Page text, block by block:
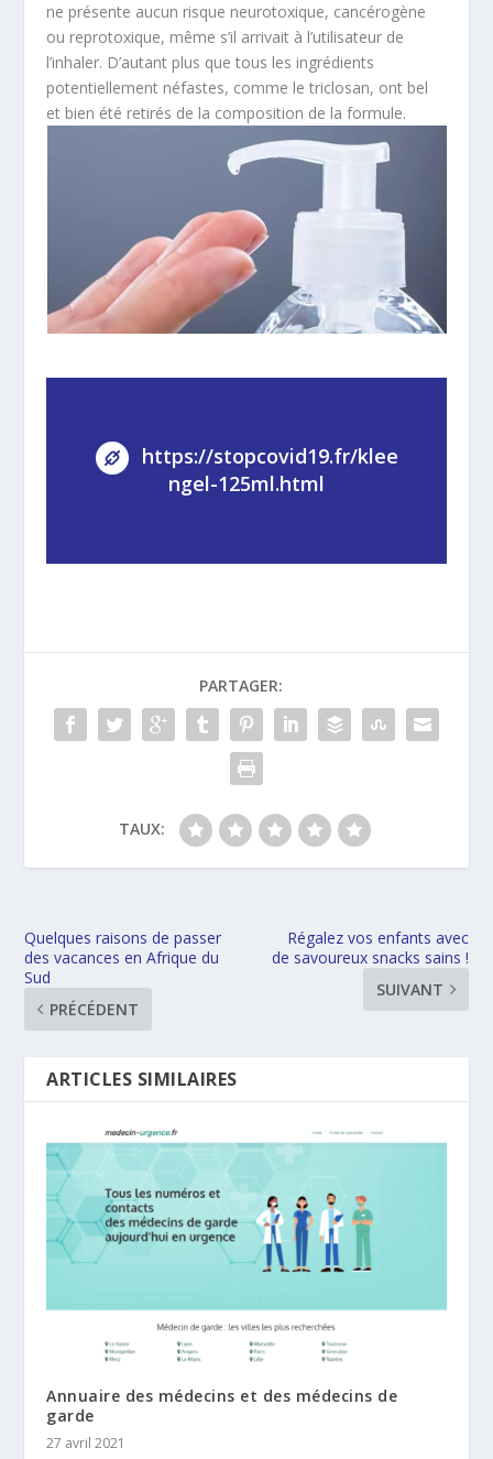
ne présente aucun risque neurotoxique, cancérogène
ou reprotoxique, même s’il arrivait à l’utilisateur de
l’inhaler. D’autant plus que tous les ingrédients
potentiellement néfastes, comme le triclosan, ont bel
et bien été retirés de la composition de la formule.
https://stopcovid19.fr/klee
ngel-125ml.html
PARTAGER:
TAUX:
Quelques raisons de passer
des vacances en Afrique du
Sud
PRÉCÉDENT
Régalez vos enfants avec
de savoureux snacks sains !
SUIVANT
ARTICLES SIMILAIRES
Annuaire des médecins et des médecins de
garde
27 avril 2021